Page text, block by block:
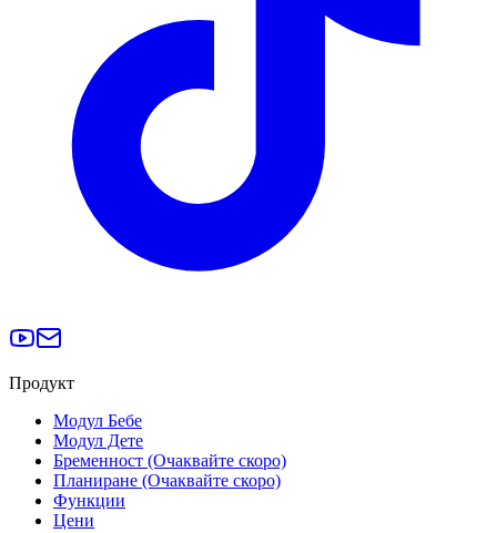
Продукт
Модул Бебе
Модул Дете
Бременност (Очаквайте скоро)
Планиране (Очаквайте скоро)
Функции
Цени